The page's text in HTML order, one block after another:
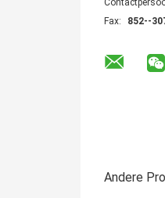
Fax:
852--
Andere